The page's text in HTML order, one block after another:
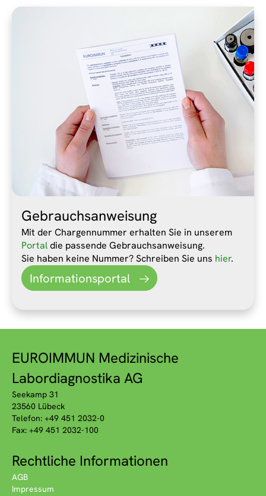
Gebrauchsanweisung
Mit der Chargennummer erhalten Sie in unserem
Portaldie passende Gebrauchsanweisung.
Sie haben keine Nummer? Schreiben Sie uns hier.
Informationsportal
EUROIMMUN Medizinische
Labordiagnostika AG
Seekamp 31
23560 Lübeck
Telefon: +49 451 2032-0
Fax: +49 451 2032-100
Rechtliche Informationen
AGB
Impressum